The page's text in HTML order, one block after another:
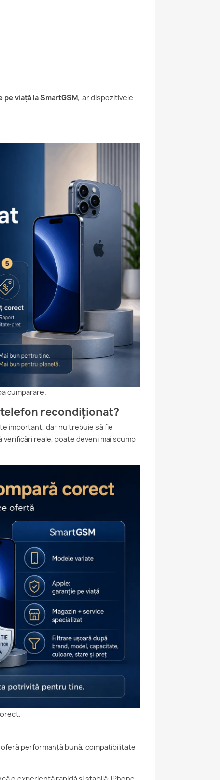
viață la SmartGSM, iar dispozitivele
cumpărare.
recondiționat?
important, dar nu trebuie să fie
reale, poate deveni mai scump
performanță bună, compatibilitate